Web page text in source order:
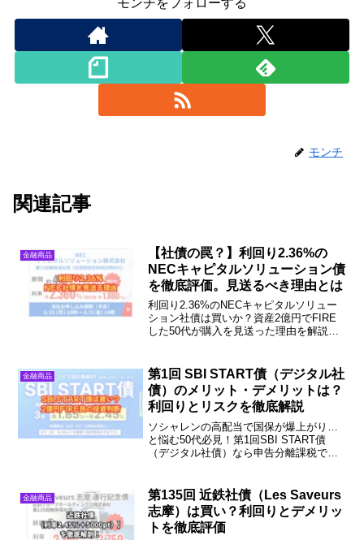
モンチをフォローする
モンチ
関連記事
金融商品
【社債の罠？】利回り2.36%の
NECキャピタルソリューション債
を徹底評価。見送るべき理由とは
利回り2.36%のNECキャピタルソリュー
ション社債は買いか？資産2億円でFIRE
した50代が購入を見送った理由を解説。
公開します。安全資産の運用に迷ってい
る方は必見！
金融商品
第1回 SBI START債（デジタル社
債）のメリット・デメリットは？
利回りとリスクを徹底解説
ソシャレンの高配当で国保が爆上がり…
と悩む50代必見！第1回SBI START債
（デジタル社債）なら申告分離課税で国
トを徹底解説。続きをチェック！
金融商品
第135回 近鉄社債（Les Saveurs
志摩）は買い？利回りとデメリッ
トを徹底評価